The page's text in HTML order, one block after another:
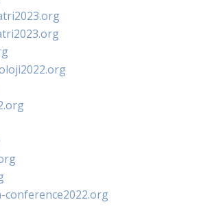
conference2022.org